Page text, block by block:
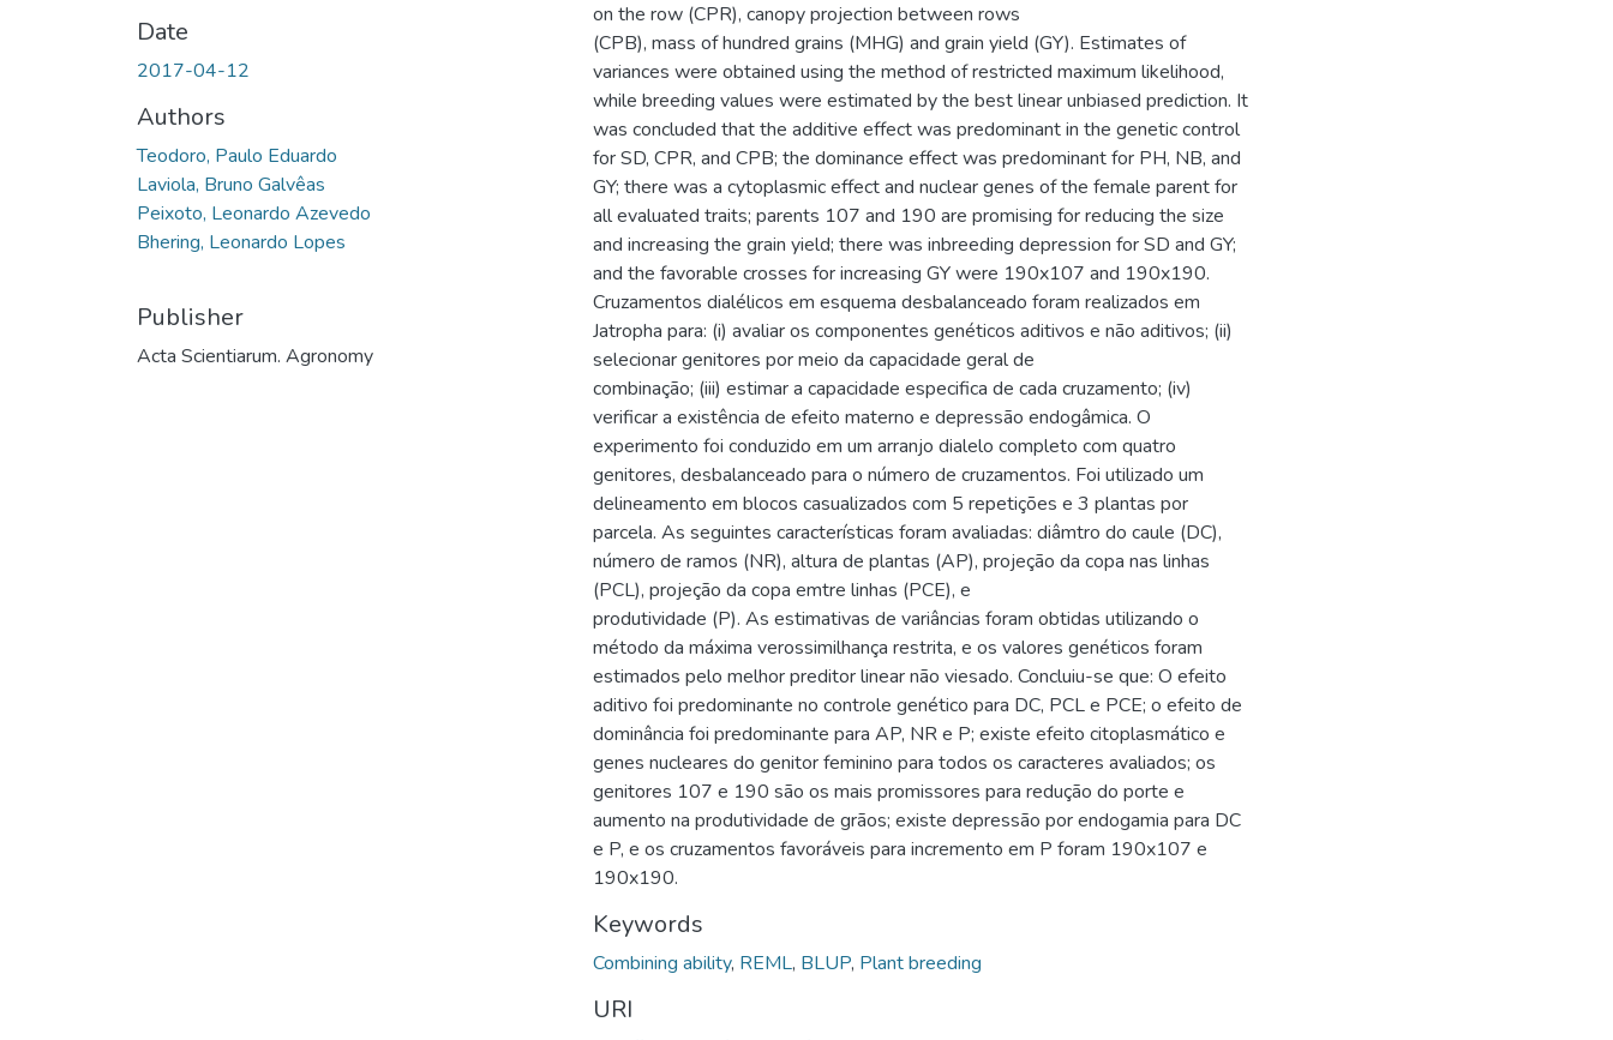
Date
2017-04-12
Authors
Teodoro, Paulo Eduardo
Laviola, Bruno Galvêas
Peixoto, Leonardo Azevedo
Bhering, Leonardo Lopes
Publisher
Acta Scientiarum. Agronomy
on the row (CPR), canopy projection between rows
(CPB), mass of hundred grains (MHG) and grain yield (GY). Estimates of
variances were obtained using the method of restricted maximum likelihood,
while breeding values were estimated by the best linear unbiased prediction. It
was concluded that the additive effect was predominant in the genetic control
for SD, CPR, and CPB; the dominance effect was predominant for PH, NB, and
GY; there was a cytoplasmic effect and nuclear genes of the female parent for
all evaluated traits; parents 107 and 190 are promising for reducing the size
and increasing the grain yield; there was inbreeding depression for SD and GY;
and the favorable crosses for increasing GY were 190x107 and 190x190.
Cruzamentos dialélicos em esquema desbalanceado foram realizados em
Jatropha para: (i) avaliar os componentes genéticos aditivos e não aditivos; (ii)
selecionar genitores por meio da capacidade geral de
combinação; (iii) estimar a capacidade especifica de cada cruzamento; (iv)
verificar a existência de efeito materno e depressão endogâmica. O
experimento foi conduzido em um arranjo dialelo completo com quatro
genitores, desbalanceado para o número de cruzamentos. Foi utilizado um
delineamento em blocos casualizados com 5 repetições e 3 plantas por
parcela. As seguintes características foram avaliadas: diâmtro do caule (DC),
número de ramos (NR), altura de plantas (AP), projeção da copa nas linhas
(PCL), projeção da copa emtre linhas (PCE), e
produtividade (P). As estimativas de variâncias foram obtidas utilizando o
método da máxima verossimilhança restrita, e os valores genéticos foram
estimados pelo melhor preditor linear não viesado. Concluiu-se que: O efeito
aditivo foi predominante no controle genético para DC, PCL e PCE; o efeito de
dominância foi predominante para AP, NR e P; existe efeito citoplasmático e
genes nucleares do genitor feminino para todos os caracteres avaliados; os
genitores 107 e 190 são os mais promissores para redução do porte e
aumento na produtividade de grãos; existe depressão por endogamia para DC
e P, e os cruzamentos favoráveis para incremento em P foram 190x107 e
190x190.
Keywords
Combining ability, REML, BLUP, Plant breeding
URI